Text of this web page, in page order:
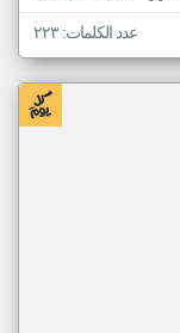
عدد الكلمات: ٢٢٣